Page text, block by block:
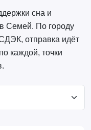
сна и
Семей. По городу
отправка идёт
каждой, точки